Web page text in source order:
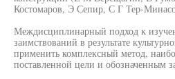
Костомаров, Э Сепир, С Г Тер-
Междисциплинарный подход к
заимствований в результате
применить комплексный метод,
поставленной цели и обозначенным